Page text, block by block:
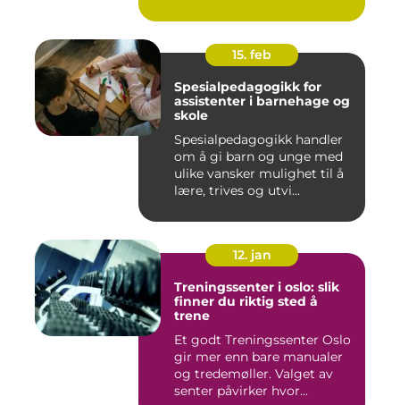
15. feb
Spesialpedagogikk for
assistenter i barnehage og
skole
Spesialpedagogikk handler
om å gi barn og unge med
ulike vansker mulighet til å
lære, trives og utvi...
12. jan
Treningssenter i oslo: slik
finner du riktig sted å
trene
Et godt Treningssenter Oslo
gir mer enn bare manualer
og tredemøller. Valget av
senter påvirker hvor...